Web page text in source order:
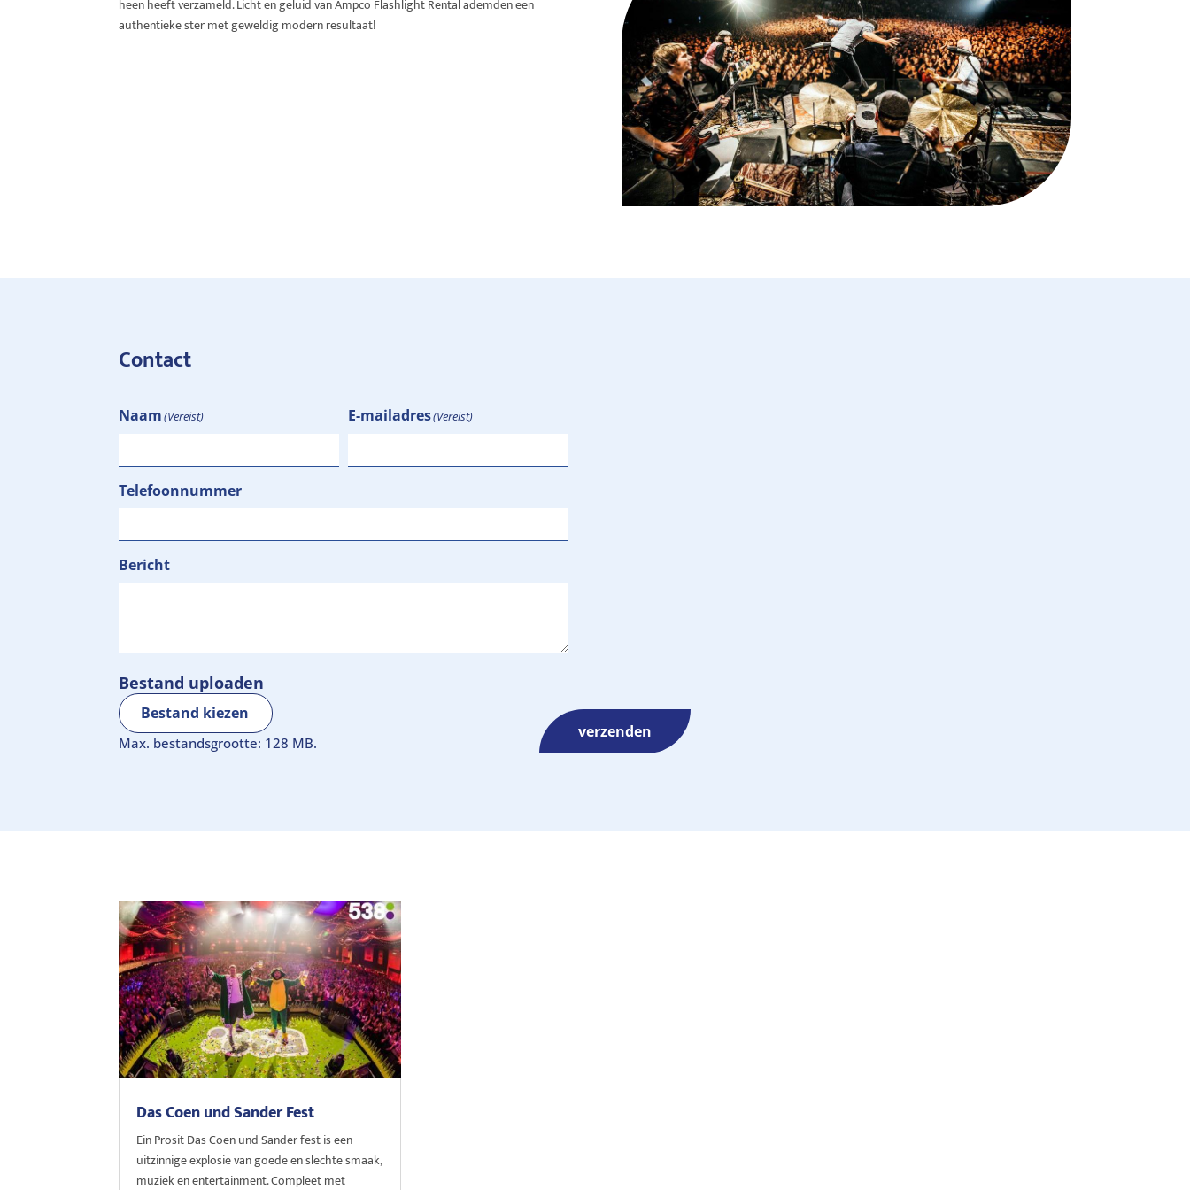
heen heeft verzameld. Licht en geluid van Ampco Flashlight Rental ademden een
authentieke ster met geweldig modern resultaat!
Contact
Naam(Vereist) E-mailadres(Vereist)
Telefoonnummer
Bericht
Bestand kiezen
Max. bestandsgrootte: 128 MB.
Bestand uploaden
verzenden
Das Coen und Sander Fest
Ein Prosit Das Coen und Sander fest is een
uitzinnige explosie van goede en slechte smaak,
muziek en entertainment. Compleet met